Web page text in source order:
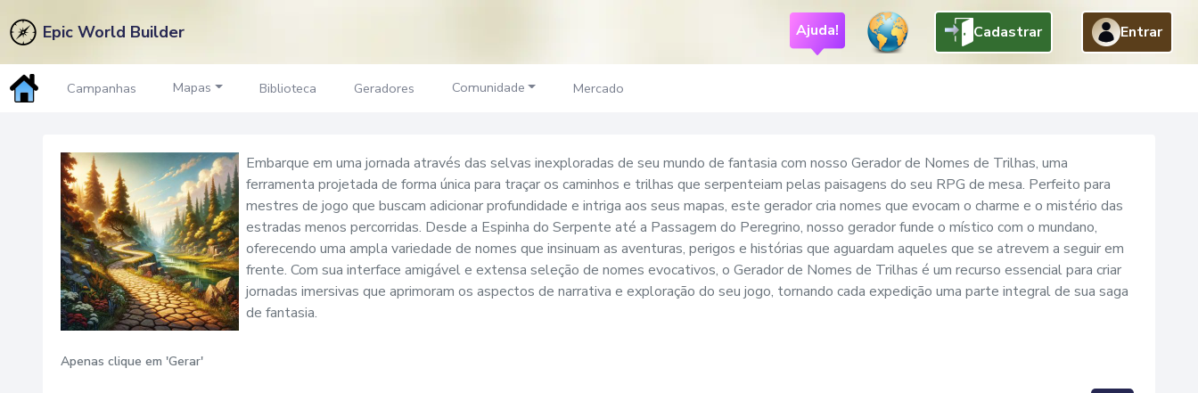
Epic World Builder Ajuda! Cadastrar Entrar
Campanhas Mapas Biblioteca Geradores Comunidade Mercado
Nome da Trilha Gerador
Voltar
Embarque em uma jornada através das selvas inexploradas de seu mundo de fantasia com nosso Gerador de Nomes de Trilhas, uma
ferramenta projetada de forma única para traçar os caminhos e trilhas que serpenteiam pelas paisagens do seu RPG de mesa. Perfeito para
mestres de jogo que buscam adicionar profundidade e intriga aos seus mapas, este gerador cria nomes que evocam o charme e o mistério das
estradas menos percorridas. Desde a Espinha do Serpente até a Passagem do Peregrino, nosso gerador funde o místico com o mundano,
oferecendo uma ampla variedade de nomes que insinuam as aventuras, perigos e histórias que aguardam aqueles que se atrevem a seguir em
frente. Com sua interface amigável e extensa seleção de nomes evocativos, o Gerador de Nomes de Trilhas é um recurso essencial para criar
jornadas imersivas que aprimoram os aspectos de narrativa e exploração do seu jogo, tornando cada expedição uma parte integral de sua saga
de fantasia.
Apenas clique em 'Gerar'